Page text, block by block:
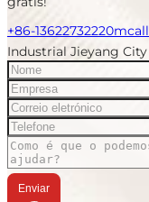
+86-13622732220
Industrial Jieyang
Enviar